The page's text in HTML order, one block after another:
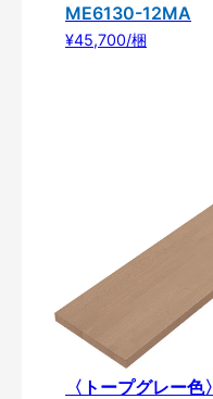
ME6130-12MA
¥45,700/梱
〈トープグレー色〉